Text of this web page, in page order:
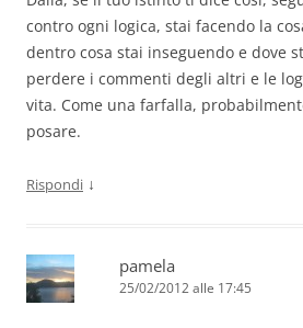
contro ogni logica, stai facendo la
dentro cosa stai inseguendo e dove
perdere i commenti degli altri e le
vita. Come una farfalla,
posare.
Rispondi ↓
pamela
25/02/2012 alle 17:45